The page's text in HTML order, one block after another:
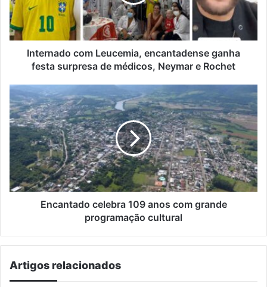
surpresa
de
médicos,
NeymarInternado com Leucemia, encantadense ganha
festa surpresa de médicos, Neymar e Rochet
Encantado
celebra
109
anos
com
grande
programação
cultural
Encantado celebra 109 anos com grande
programação cultural
Artigos relacionados